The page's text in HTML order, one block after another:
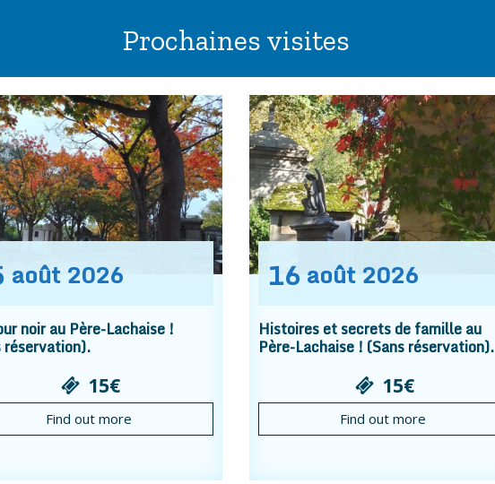
Prochaines visites
août 2026
noir au Père-Lachaise !
réservation).
15€
Find out more
16 août 2026
Histoires et secrets de famille au
Père-Lachaise ! (Sans réservation).
15€
Find out more